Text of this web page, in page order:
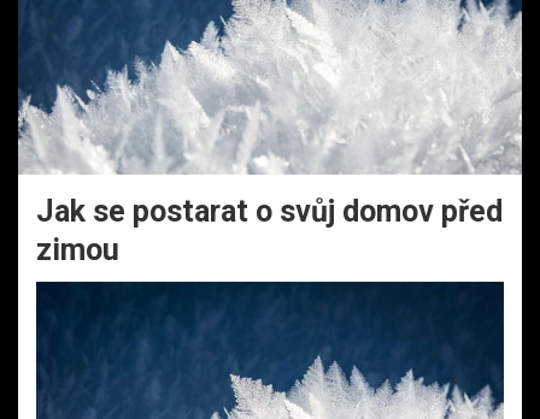
Jak se postarat o svůj domov před
zimou